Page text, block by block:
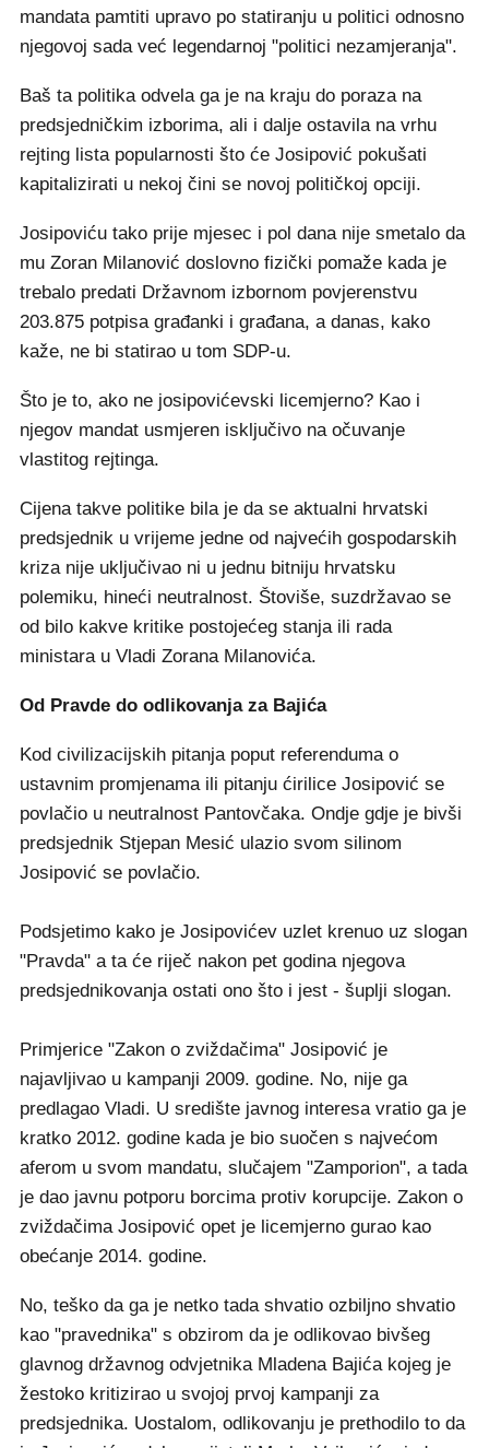
mandata pamtiti upravo po statiranju u politici odnosno
njegovoj sada već legendarnoj "politici nezamjeranja".
Baš ta politika odvela ga je na kraju do poraza na
predsjedničkim izborima, ali i dalje ostavila na vrhu
rejting lista popularnosti što će Josipović pokušati
kapitalizirati u nekoj čini se novoj političkoj opciji.
Josipoviću tako prije mjesec i pol dana nije smetalo da
mu Zoran Milanović doslovno fizički pomaže kada je
trebalo predati Državnom izbornom povjerenstvu
203.875 potpisa građanki i građana, a danas, kako
kaže, ne bi statirao u tom SDP-u.
Što je to, ako ne josipovićevski licemjerno? Kao i
njegov mandat usmjeren isključivo na očuvanje
vlastitog rejtinga.
Cijena takve politike bila je da se aktualni hrvatski
predsjednik u vrijeme jedne od najvećih gospodarskih
kriza nije uključivao ni u jednu bitniju hrvatsku
polemiku, hineći neutralnost. Štoviše, suzdržavao se
od bilo kakve kritike postojećeg stanja ili rada
ministara u Vladi Zorana Milanovića.
Od Pravde do odlikovanja za Bajića
Kod civilizacijskih pitanja poput referenduma o
ustavnim promjenama ili pitanju ćirilice Josipović se
povlačio u neutralnost Pantovčaka. Ondje gdje je bivši
predsjednik Stjepan Mesić ulazio svom silinom
Josipović se povlačio.
Podsjetimo kako je Josipovićev uzlet krenuo uz slogan
"Pravda" a ta će riječ nakon pet godina njegova
predsjednikovanja ostati ono što i jest - šuplji slogan.
Primjerice "Zakon o zviždačima" Josipović je
najavljivao u kampanji 2009. godine. No, nije ga
predlagao Vladi. U središte javnog interesa vratio ga je
kratko 2012. godine kada je bio suočen s najvećom
aferom u svom mandatu, slučajem "Zamporion", a tada
je dao javnu potporu borcima protiv korupcije. Zakon o
zviždačima Josipović opet je licemjerno gurao kao
obećanje 2014. godine.
No, teško da ga je netko tada shvatio ozbiljno shvatio
kao "pravednika" s obzirom da je odlikovao bivšeg
glavnog državnog odvjetnika Mladena Bajića kojeg je
žestoko kritizirao u svojoj prvoj kampanji za
predsjednika. Uostalom, odlikovanju je prethodilo to da